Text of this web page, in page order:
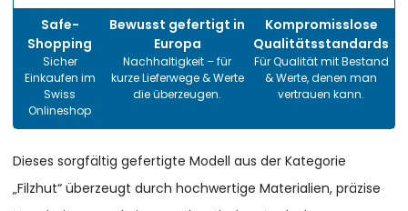
Safe-
Shopping
Sicher
Einkaufen im
Swiss
Onlineshop
Bewusst gefertigt in
Europa
Nachhaltigkeit – für
kurze Lieferwege & Werte
die überzeugen.
Kompromisslose
Qualitätsstandards
Für Qualität mit Bestand
& Werte, denen man
vertrauen kann.
Dieses sorgfältig gefertigte Modell aus der Kategorie
„Filzhut“ überzeugt durch hochwertige Materialien, präzise